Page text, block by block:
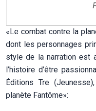
«Le combat contre la
dont les personnages
style de la narration est
l’histoire d’être
Éditions Tre
planète Fantôme»: